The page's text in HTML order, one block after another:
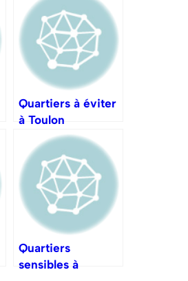
Quartiers à éviter
à Toulon
Quartiers
sensibles à